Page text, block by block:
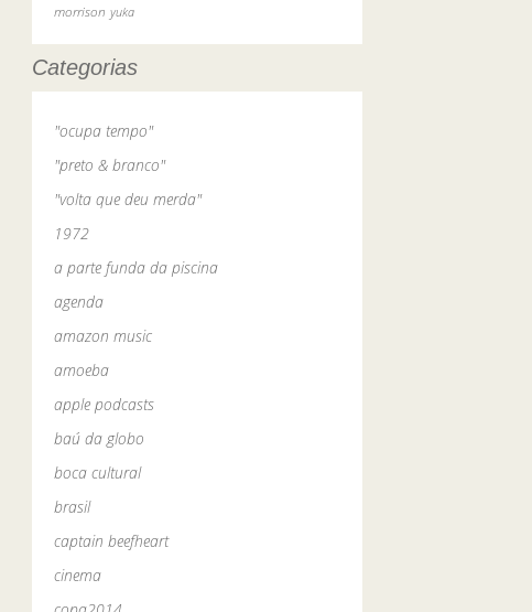
morrison yuka
Categorias
"ocupa tempo"
"preto & branco"
"volta que deu merda"
1972
a parte funda da piscina
agenda
amazon music
amoeba
apple podcasts
baú da globo
boca cultural
brasil
captain beefheart
cinema